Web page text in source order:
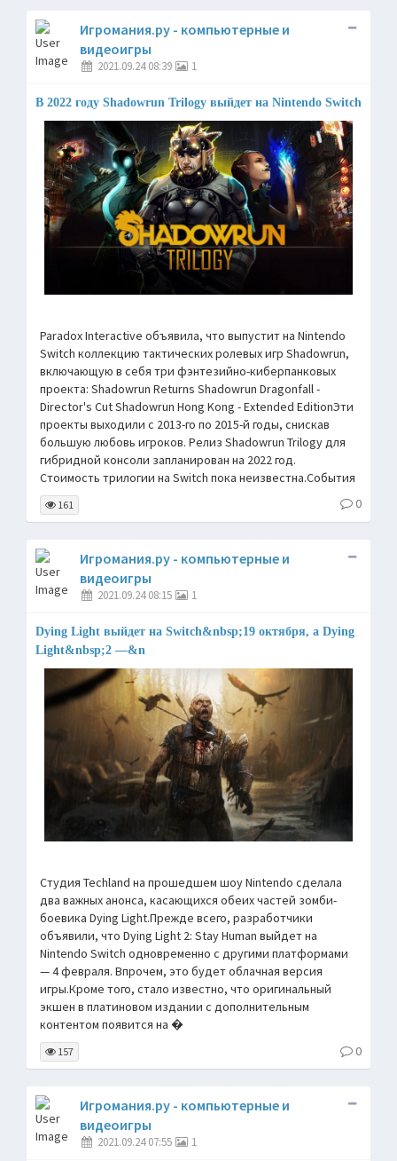
Игромания.ру - компьютерные и
видеоигры
2021.09.24 08:39 1
В 2022 году Shadowrun Trilogy выйдет на Nintendo Switch
Paradox Interactive объявила, что выпустит на Nintendo
Switch коллекцию тактических ролевых игр Shadowrun,
включающую в себя три фэнтезийно-киберпанковых
проекта: Shadowrun Returns Shadowrun Dragonfall -
Director's Cut Shadowrun Hong Kong - Extended EditionЭти
проекты выходили с 2013-го по 2015-й годы, снискав
большую любовь игроков. Релиз Shadowrun Trilogy для
гибридной консоли запланирован на 2022 год.
Стоимость трилогии на Switch пока неизвестна.События
161 0
Игромания.ру - компьютерные и
видеоигры
2021.09.24 08:15 1
Dying Light выйдет на Switch&nbsp;19 октября, а Dying
Light&nbsp;2 —&n
Студия Techland на прошедшем шоу Nintendo сделала
два важных анонса, касающихся обеих частей зомби-
боевика Dying Light.Прежде всего, разработчики
объявили, что Dying Light 2: Stay Human выйдет на
Nintendo Switch одновременно с другими платформами
— 4 февраля. Впрочем, это будет облачная версия
игры.Кроме того, стало известно, что оригинальный
экшен в платиновом издании с дополнительным
контентом появится на �
157 0
Игромания.ру - компьютерные и
видеоигры
2021.09.24 07:55 1